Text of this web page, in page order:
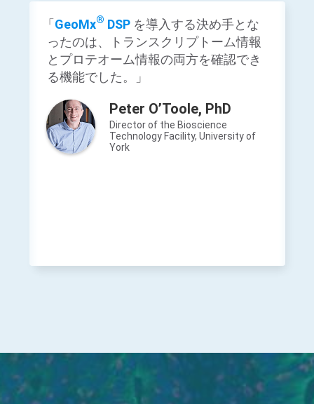
「GeoMx® DSPを導入する決め手とな
ったのは、トランスクリプトーム情報
とプロテオーム情報の両方を確認でき
る機能でした。」
Peter O’Toole, PhD
Director of the Bioscience
Technology Facility, University of
York